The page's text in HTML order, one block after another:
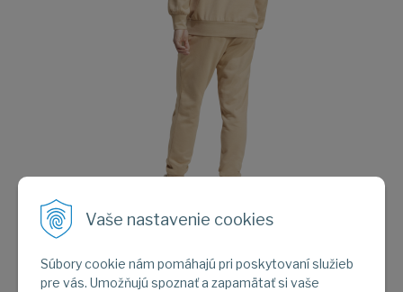
Vaše nastavenie cookies
Súbory cookie nám pomáhajú pri poskytovaní služieb
pre vás. Umožňujú spoznať a zapamätať si vaše